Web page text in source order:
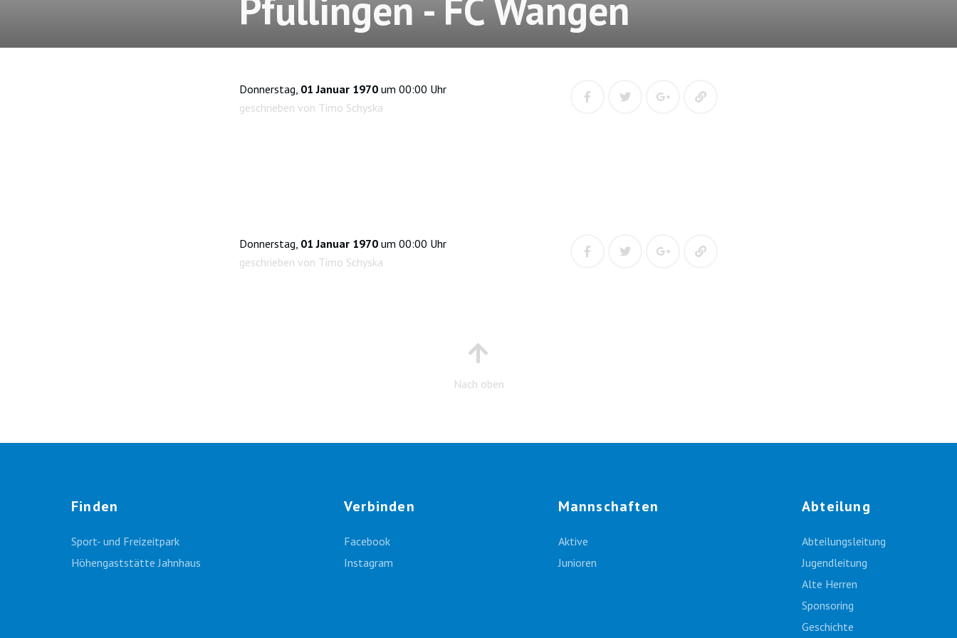
Donnerstag, 01 Januar 1970 um 00:00 Uhr
geschrieben von Timo Schyska
Donnerstag, 01 Januar 1970 um 00:00 Uhr
geschrieben von Timo Schyska
Nach oben
Finden
Sport- und Freizeitpark
Höhengaststätte Jahnhaus
Verbinden
Facebook
Instagram
Mannschaften
Aktive
Junioren
Abteilung
Abteilungsleitung
Jugendleitung
Alte Herren
Sponsoring
Geschichte